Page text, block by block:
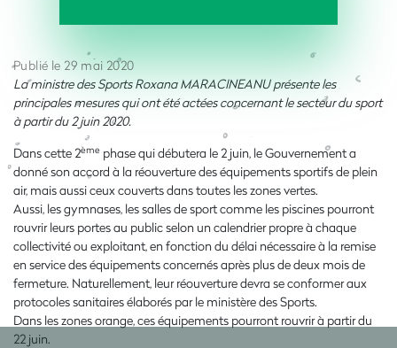
Publié le 29 mai 2020
La ministre des Sports Roxana MARACINEANU présente les
principales mesures qui ont été actées concernant le secteur du sport
à partir du 2 juin 2020.
Dans cette 2ème phase qui débutera le 2 juin, le Gouvernement a
donné son accord à la réouverture des équipements sportifs de plein
air, mais aussi ceux couverts dans toutes les zones vertes.
Aussi, les gymnases, les salles de sport comme les piscines pourront
rouvrir leurs portes au public selon un calendrier propre à chaque
collectivité ou exploitant, en fonction du délai nécessaire à la remise
en service des équipements concernés après plus de deux mois de
fermeture. Naturellement, leur réouverture devra se conformer aux
protocoles sanitaires élaborés par le ministère des Sports.
Dans les zones orange, ces équipements pourront rouvrir à partir du
22 juin.